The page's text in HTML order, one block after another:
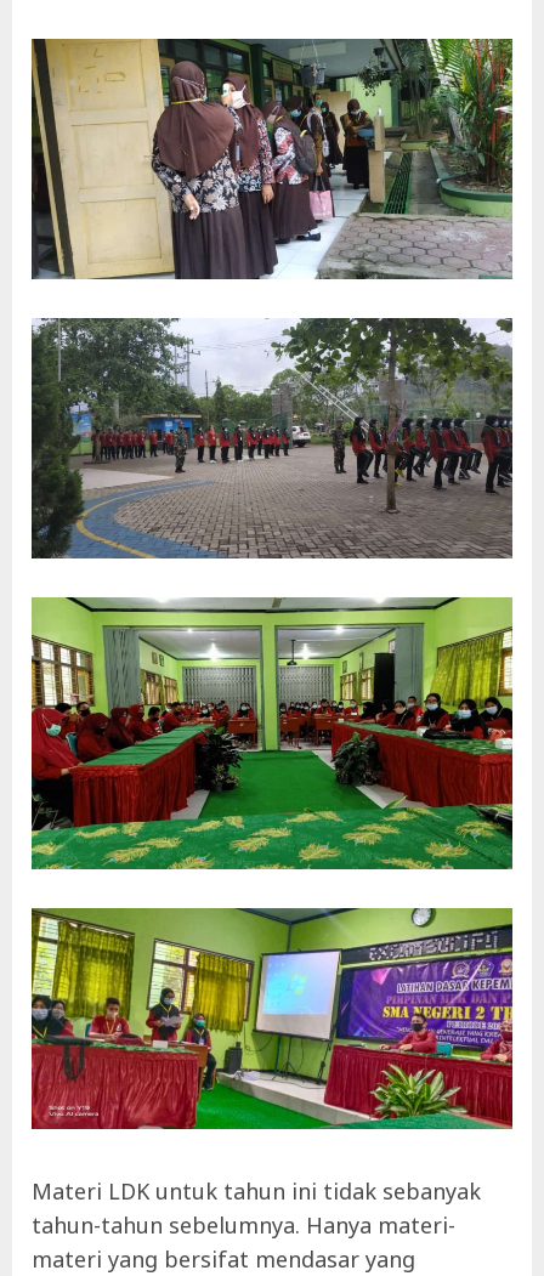
Materi LDK untuk tahun ini tidak sebanyak
tahun-tahun sebelumnya. Hanya materi-
materi yang bersifat mendasar yang